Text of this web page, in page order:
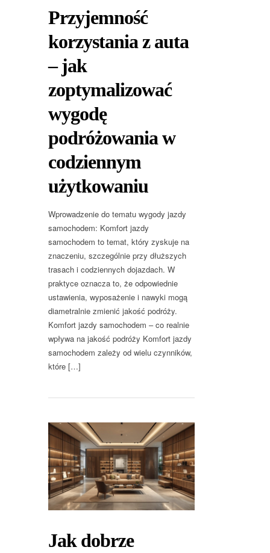
Przyjemność
korzystania z auta
– jak
zoptymalizować
wygodę
podróżowania w
codziennym
użytkowaniu
Wprowadzenie do tematu wygody jazdy
samochodem: Komfort jazdy
samochodem to temat, który zyskuje na
znaczeniu, szczególnie przy dłuższych
trasach i codziennych dojazdach. W
praktyce oznacza to, że odpowiednie
ustawienia, wyposażenie i nawyki mogą
diametralnie zmienić jakość podróży.
Komfort jazdy samochodem – co realnie
wpływa na jakość podróży Komfort jazdy
samochodem zależy od wielu czynników,
które […]
Jak dobrze